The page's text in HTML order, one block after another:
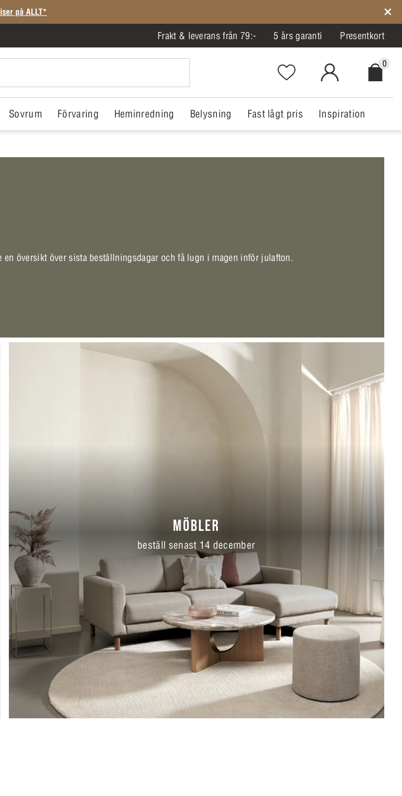
på ALLT*
Frakt & leverans från 79:- 5 års garanti Presentkort
Favorites.NavigationButton.Text
MitIlva.Login
0
Sovrum Förvaring Heminredning Belysning Fast lågt pris Inspiration
översikt över sista beställningsdagar och få lugn i magen inför julafton.
MÖBLER
beställ senast 14 december